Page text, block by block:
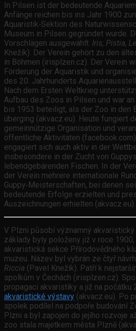
In Pilsen ist der bedeutende
Anfänge reichen bis ins Jahr 1900
Aquaristik‑Sektion des
Museum in Pilsen gegründet wurde.
Vorschlägen ausgewählt: Iris, Pistia,
Knežík). Der Verein gehört zu den
in Böhmen (irisplzen.cz). Der Verein
Förderung der Aquaristik und
des 20. Jahrhunderts
Nach dem Ersten Weltkrieg
Aufbau des Zoos in Pilsen und war
bis 1953 beteiligt, als der Zoo in den
überging (akvacz.eu). Heute fungiert
gemeinnützige Organisation und
öffentliche Aktivitäten
engagiert sich auch aktiv in der
insbesondere in der Zucht von
lebendgebärenden Fischen. In der
der Verein mehrere internationale
Guppy‑Meisterschaften, bei denen
bedeutende Erfolge erzielten und
Auszeichnungen erhielten (akvacz.eu).
V Plzni působí významný
základy byly položeny již v roce
akvaristická sekce Přírodovědného
muzeu. Název byl vybrán ze čtyř
Riccia (Pavel Knežík). Patří k
spolkům v Čechách (irisplzen.cz).
propagaci akvaristiky a již na počátku
akvaristické výstavy (akvacz.eu). Po
spolek podílel na podpoře budování
Plzni a byl zapojen do jejího rozvoje
zoo stala majetkem města Plzně